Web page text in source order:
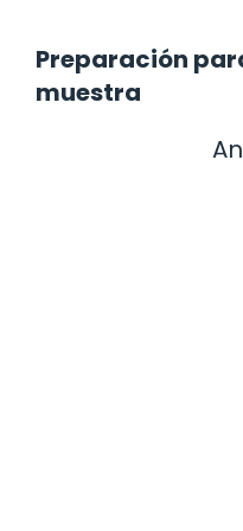
Preparación
muestra